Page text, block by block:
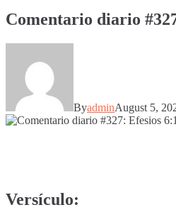
Comentario diario
ByadminAugust 5,
Versículo: